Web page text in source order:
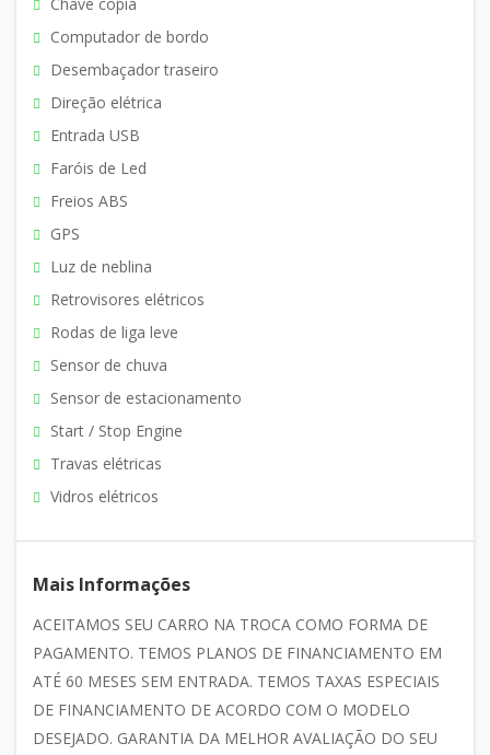
Computador de bordo
Desembaçador traseiro
Direção elétrica
Entrada USB
Faróis de Led
Freios ABS
GPS
Luz de neblina
Retrovisores elétricos
Rodas de liga leve
Sensor de chuva
Sensor de estacionamento
Start / Stop Engine
Travas elétricas
Vidros elétricos
Mais Informações
ACEITAMOS SEU CARRO NA TROCA COMO FORMA DE
PAGAMENTO. TEMOS PLANOS DE FINANCIAMENTO EM
ATÉ 60 MESES SEM ENTRADA. TEMOS TAXAS ESPECIAIS
DE FINANCIAMENTO DE ACORDO COM O MODELO
DESEJADO. GARANTIA DA MELHOR AVALIAÇÃO DO SEU